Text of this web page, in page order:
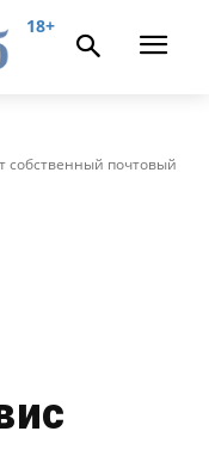
18+
собственный почтовый